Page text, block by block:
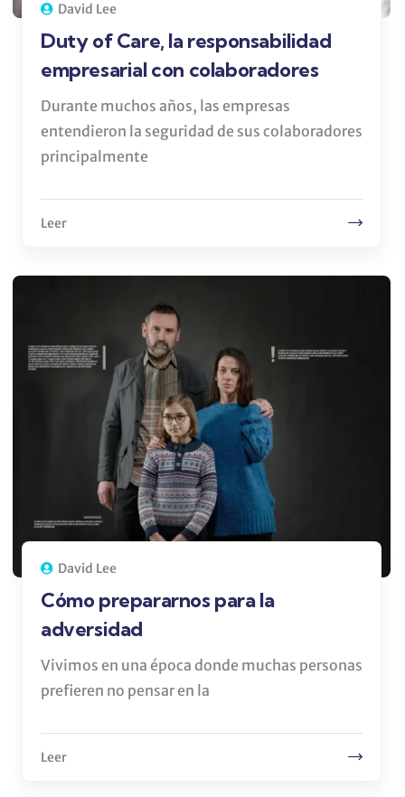
David Lee
Duty of Care, la responsabilidad
empresarial con colaboradores
Durante muchos años, las empresas
entendieron la seguridad de sus colaboradores
principalmente
Leer
David Lee
Cómo prepararnos para la
adversidad
Vivimos en una época donde muchas personas
prefieren no pensar en la
Leer